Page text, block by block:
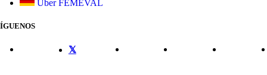
Über FEMEVAL